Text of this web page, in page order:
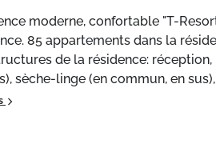
moderne, confortable "T-
85 appartements dans la
de la résidence:
sèche-linge (en commun, en
recharge électrique.